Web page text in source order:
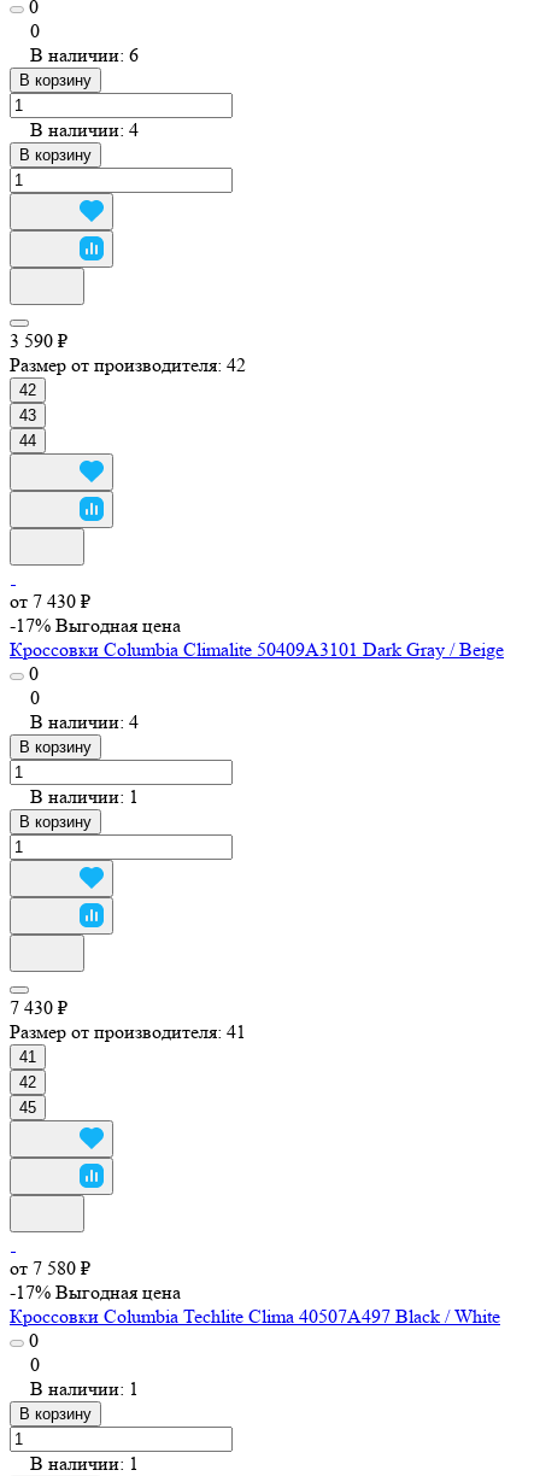
0
0
В наличии: 6
В корзину
В наличии: 4
В корзину
3 590 ₽
Размер от производителя: 42
42
43
44
от 7 430 ₽
-17% Выгодная цена
Кроссовки Columbia Climalite 50409A3101 Dark Gray / Beige
0
0
В наличии: 4
В корзину
В наличии: 1
В корзину
7 430 ₽
Размер от производителя: 41
41
42
45
от 7 580 ₽
-17% Выгодная цена
Кроссовки Columbia Techlite Clima 40507A497 Black / White
0
0
В наличии: 1
В корзину
В наличии: 1